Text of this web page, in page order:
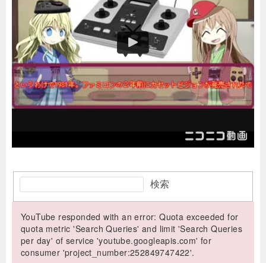
検索
YouTube responded with an error: Quota exceeded for
quota metric 'Search Queries' and limit 'Search Queries
per day' of service 'youtube.googleapis.com' for
consumer 'project_number:252849747422'.